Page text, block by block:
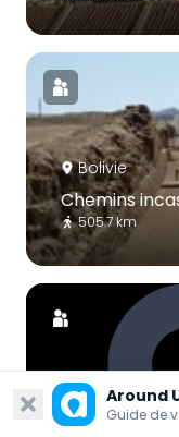
Bolivie
Chemins
505.7 km
Bolivie
Chiripa
Around
Guide de